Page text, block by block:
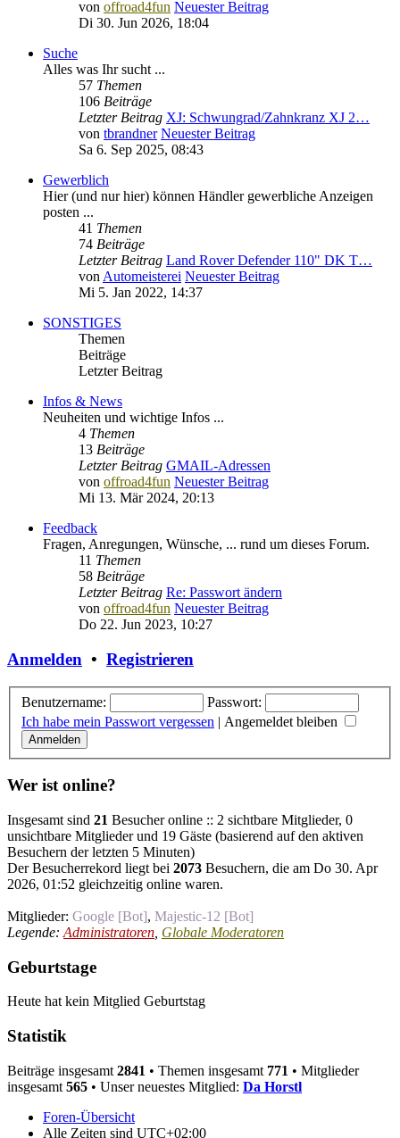
von offroad4fun Neuester Beitrag
Di 30. Jun 2026, 18:04
Suche
Alles was Ihr sucht ...
57 Themen
106 Beiträge
Letzter Beitrag XJ: Schwungrad/Zahnkranz XJ 2…
von tbrandner Neuester Beitrag
Sa 6. Sep 2025, 08:43
Gewerblich
Hier (und nur hier) können Händler gewerbliche Anzeigen
posten ...
41 Themen
74 Beiträge
Letzter Beitrag Land Rover Defender 110" DK T…
vonAutomeisterei Neuester Beitrag
Mi 5. Jan 2022, 14:37
SONSTIGES
Themen
Beiträge
Letzter Beitrag
Infos & News
Neuheiten und wichtige Infos ...
4 Themen
13 Beiträge
Letzter Beitrag GMAIL-Adressen
von offroad4fun Neuester Beitrag
Mi 13. Mär 2024, 20:13
Feedback
Fragen, Anregungen, Wünsche, ... rund um dieses Forum.
11 Themen
58 Beiträge
Letzter Beitrag Re: Passwort ändern
von offroad4fun Neuester Beitrag
Do 22. Jun 2023, 10:27
Anmelden • Registrieren
Benutzername:
Passwort:
Ich habe mein Passwort vergessen | Angemeldet bleiben
Wer ist online?
Insgesamt sind 21 Besucher online :: 2 sichtbare Mitglieder, 0
unsichtbare Mitglieder und 19 Gäste (basierend auf den aktiven
Besuchern der letzten 5 Minuten)
Der Besucherrekord liegt bei 2073 Besuchern, die am Do 30. Apr
2026, 01:52 gleichzeitig online waren.
Mitglieder: Google [Bot], Majestic-12 [Bot]
Legende: Administratoren Globale Moderatoren
Geburtstage
Heute hat kein Mitglied Geburtstag
Statistik
Beiträge insgesamt 2841 • Themen insgesamt 771 • Mitglieder
insgesamt 565 • Unser neuestes Mitglied: Da Horstl
Foren-Übersicht
Alle Zeiten sind UTC+02:00